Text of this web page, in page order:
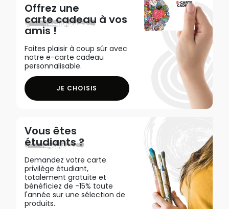
Offrez une
carte cadeau à vos
amis !
Faites plaisir à coup sûr avec
notre e-carte cadeau
personnalisable.
JE CHOISIS
Vous êtes
étudiants ?
Demandez votre carte
privilège étudiant,
totalement gratuite et
bénéficiez de -15% toute
l'année sur une sélection de
produits.